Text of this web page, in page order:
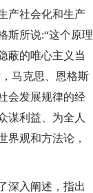
产社会化和生产
斯所说:“这个原理
蔽的唯心主义当
马克思、恩格斯
会发展规律的经
谋利益、为全人
界观和方法论，
深入阐述，指出